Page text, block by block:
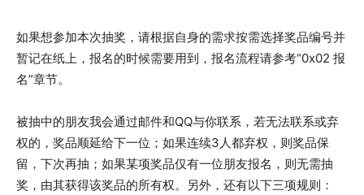
如果想参加本次抽奖，请根据自身的需求按需选择奖品编号并
暂记在纸上，报名的时候需要用到，报名流程请参考“0x02 报
名”章节。
被抽中的朋友我会通过邮件和QQ与你联系，若无法联系或弃
权的，奖品顺延给下一位；如果连续3人都弃权，则奖品保
留，下次再抽；如果某项奖品仅有一位朋友报名，则无需抽
奖，由其获得该奖品的所有权。另外，还有以下三项规则：